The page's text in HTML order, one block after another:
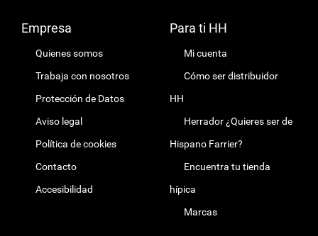
Empresa
Quienes somos
Trabaja con nosotros
Protección de Datos
Aviso legal
Política de cookies
Contacto
Accesibilidad
Para ti HH
Mi cuenta
Cómo ser distribuidor
HH
Herrador ¿Quieres ser de
Hispano Farrier?
Encuentra tu tienda
hípica
Marcas